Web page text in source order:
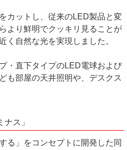
カットし、従来のLED製品と変
より鮮明でクッキリ見ることが
く自然な光を実現しました。
・直下タイプのLED電球および
も部屋の天井照明や、デスクス
ス」
る」をコンセプトに開発した同